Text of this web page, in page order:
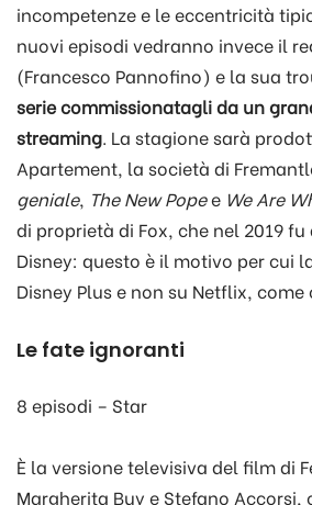
incompetenze e le eccentricità
nuovi episodi vedranno invece il
(Francesco Pannofino) e la sua
serie commissionatagli da un
streaming. La stagione sarà
Apartement, la società di
geniale, The New Popee We Are
di proprietà di Fox, che nel 2019
Disney: questo è il motivo per cui
Disney Plus e non su Netflix,
Le fate ignoranti
8 episodi – Star
È la versione televisiva del film di
Margherita Buy e Stefano Accorsi,